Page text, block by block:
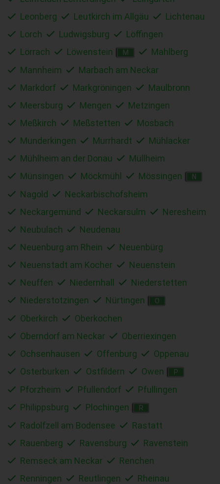
Leonberg
Leutkirch im Allgäu
Lichtenau
Lorch
Ludwigsburg
Löffingen
Lörrach
Löwenstein M
Mahlberg
Mannheim
Marbach am Neckar
Markdorf
Markgröningen
Maulbronn
Meersburg
Mengen
Metzingen
Meßkirch
Meßstetten
Mosbach
Munderkingen
Murrhardt
Mühlacker
Mühlheim an der Donau
Müllheim
Münsingen
Möckmühl Mössingen N
Nagold
Neckarbischofsheim
Neckargemünd
Neckarsulm
Neresheim
Neubulach
Neudenau
Neuenburg am Rhein
Neuenbürg
Neuenstadt am Kocher
Neuenstein
Neuffen
Niedernhall
Niederstetten
Niederstotzingen
Nürtingen O
Oberkirch
Oberkochen
Oberndorf am Neckar
Oberriexingen
Ochsenhausen
Offenburg
Oppenau
Osterburken
Ostfildern Owen P
Pforzheim Pfullendorf
Pfullingen
Philippsburg
Plochingen R
Radolfzell am Bodensee
Rastatt
Rauenberg
Ravensburg
Ravenstein
Remseck am Neckar
Renchen
Renningen
Reutlingen
Rheinau